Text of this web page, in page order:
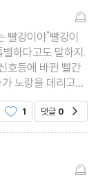
딱지같다며, 그
1 댓글 0